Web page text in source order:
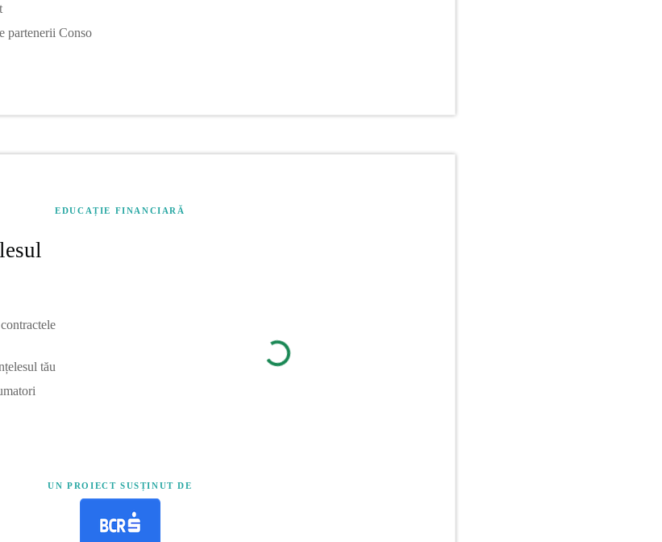
partenerii Conso
EDUCAȚIE FINANCIARĂ
tău
UN PROIECT SUSȚINUT DE